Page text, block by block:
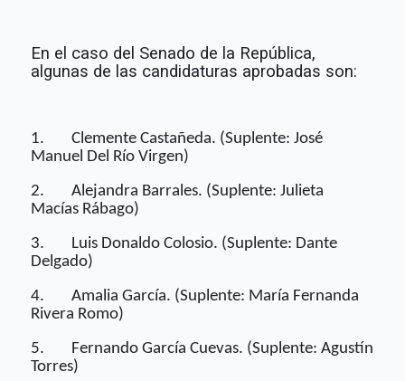
En el caso del Senado de la República,
algunas de las candidaturas aprobadas son:
1.
Clemente Castañeda. (Suplente: José
Manuel Del Río Virgen)
2.
Alejandra Barrales. (Suplente: Julieta
Macías Rábago)
3.
Luis Donaldo Colosio. (Suplente: Dante
Delgado)
4.
Amalia García. (Suplente: María Fernanda
Rivera Romo)
5.
Fernando García Cuevas. (Suplente: Agustín
Torres)